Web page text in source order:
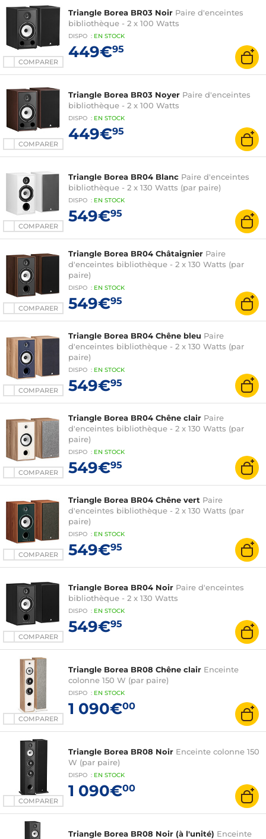
COMPARER
Triangle Borea BR03 Noir Paire d'enceintes
bibliothèque - 2 x 100 Watts
DISPO : EN STOCK
449€95
COMPARER
Triangle Borea BR03 Noyer Paire d'enceintes
bibliothèque - 2 x 100 Watts
DISPO : EN STOCK
449€95
COMPARER
Triangle Borea BR04 Blanc Paire d'enceintes
bibliothèque - 2 x 130 Watts (par paire)
DISPO : EN STOCK
549€95
COMPARER
Triangle Borea BR04 Châtaignier Paire
d'enceintes bibliothèque - 2 x 130 Watts (par
paire)
DISPO : EN STOCK
549€95
COMPARER
Triangle Borea BR04 Chêne bleu Paire
d'enceintes bibliothèque - 2 x 130 Watts (par
paire)
DISPO : EN STOCK
549€95
COMPARER
Triangle Borea BR04 Chêne clair Paire
d'enceintes bibliothèque - 2 x 130 Watts (par
paire)
DISPO : EN STOCK
549€95
COMPARER
Triangle Borea BR04 Chêne vert Paire
d'enceintes bibliothèque - 2 x 130 Watts (par
paire)
DISPO : EN STOCK
549€95
COMPARER
Triangle Borea BR04 Noir Paire d'enceintes
bibliothèque - 2 x 130 Watts
DISPO : EN STOCK
549€95
COMPARER
Triangle Borea BR08 Chêne clair Enceinte
colonne 150 W (par paire)
DISPO : EN STOCK
1 090€00
COMPARER
Triangle Borea BR08 Noir Enceinte colonne 150
W (par paire)
DISPO : EN STOCK
1 090€00
Triangle Borea BR08 Noir (à l'unité) Enceinte